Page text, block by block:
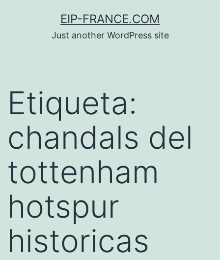
EIP-FRANCE.COM
Just another WordPress site
Etiqueta:
chandals del
tottenham
hotspur
historicas